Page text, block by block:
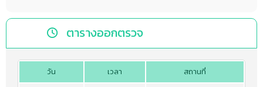
ตารางออกตรวจ
วัน เวลา
สถานที่